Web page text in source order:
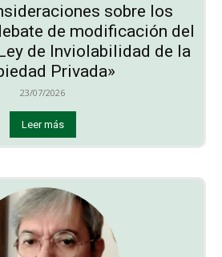
sobre los
de modificación del
de Inviolabilidad de la
Privada»
23/07/2026
Leer más